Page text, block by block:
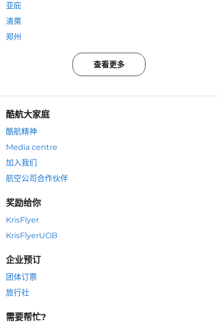
亚庇
清萊
郑州
查看更多
酷航大家庭
酷航精神
Media centre
加入我们
航空公司合作伙伴
奖励给你
KrisFlyer
KrisFlyerUOB
企业预订
团体订票
旅行社
需要帮忙?